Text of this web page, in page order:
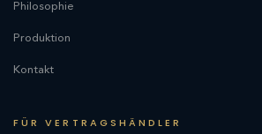
Philosophie
Produktion
Kontakt
FÜR VERTRAGSHÄNDLER